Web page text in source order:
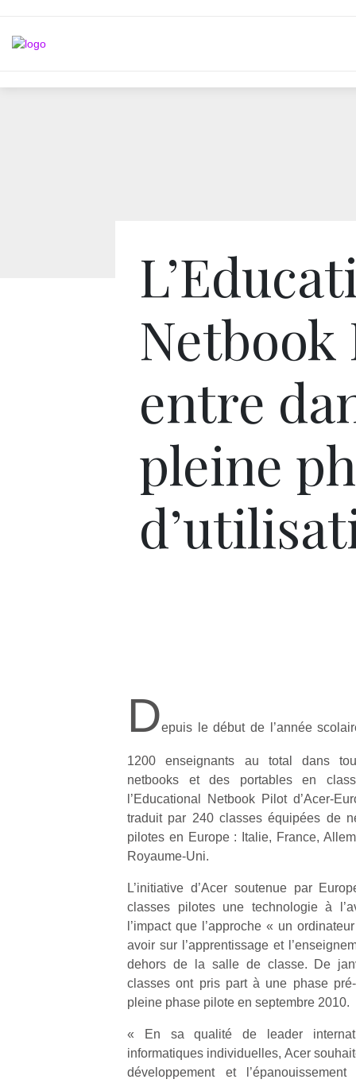
Netbook
entre
pleine
Depuis le début de l’année
1200 enseignants au total dans
netbooks et des portables en
l’Educational Netbook Pilot d’Acer-
traduit par 240 classes équipées de
pilotes en Europe : Italie, France,
Royaume-Uni.
L’initiative d’Acer soutenue par
classes pilotes une technologie à
l’impact que l’approche « un
avoir sur l’apprentissage et
dehors de la salle de classe. De
classes ont pris part à une phase
pleine phase pilote en septembre 2010.
« En sa qualité de leader
informatiques individuelles, Acer
développement et